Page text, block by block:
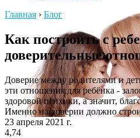
Главная › Блог
Как построить с
доверительные
Доверие между родителями и
эти отношения для ребёнка -
здоровой психики, а значит,
Именно на доверии должно
23 апреля 2021 г.
4,74